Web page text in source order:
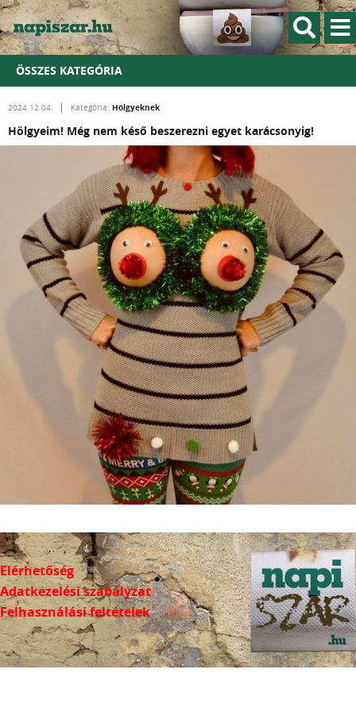
ÖSSZES KATEGÓRIA
2024.12.04. Kategória: Hölgyeknek
Hölgyeim! Még nem késő beszerezni egyet karácsonyig!
Elérhetőség
Adatkezelési szabályzat
Felhasználási feltételek